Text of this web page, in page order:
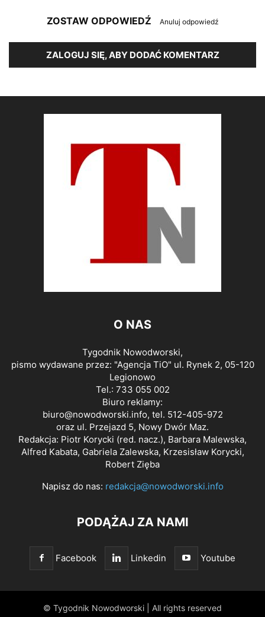
ZOSTAW ODPOWIEDŹ Anuluj odpowiedź
ZALOGUJ SIĘ, ABY DODAĆ KOMENTARZ
O NAS
Tygodnik Nowodworski,
pismo wydawane przez: "Agencja TiO" ul. Rynek 2, 05-120
Legionowo
Tel.: 733 055 002
Biuro reklamy:
biuro@nowodworski.info, tel. 512-405-972
oraz ul. Przejazd 5, Nowy Dwór Maz.
Redakcja: Piotr Korycki (red. nacz.), Barbara Malewska,
Alfred Kabata, Gabriela Zalewska, Krzesisław Korycki,
Robert Zięba
Napisz do nas: redakcja@nowodworski.info
PODĄŻAJ ZA NAMI
Facebook Linkedin Youtube
© Tygodnik Nowodworski | All rights reserved